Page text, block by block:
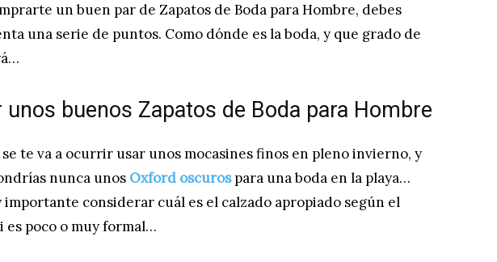
un buen par de Zapatos de Boda para Hombre, debes
una serie de puntos. Como dónde es la boda, y que grado de
unos buenos Zapatos de Boda para Hombre
te va a ocurrir usar unos mocasines finos en pleno invierno, y
nunca unos Oxford oscurospara una boda en la playa…
importante considerar cuál es el calzado apropiado según el
es poco o muy formal…